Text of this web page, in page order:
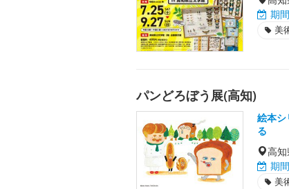
期
美
パンどろぼう展(高知)
絵本シ
る
高
期
美